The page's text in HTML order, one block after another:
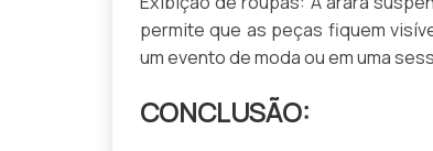
permite que as peças fiquem
um evento de moda ou em uma
CONCLUSÃO: